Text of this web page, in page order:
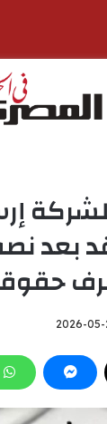
بعد
اعرف
2026-05-